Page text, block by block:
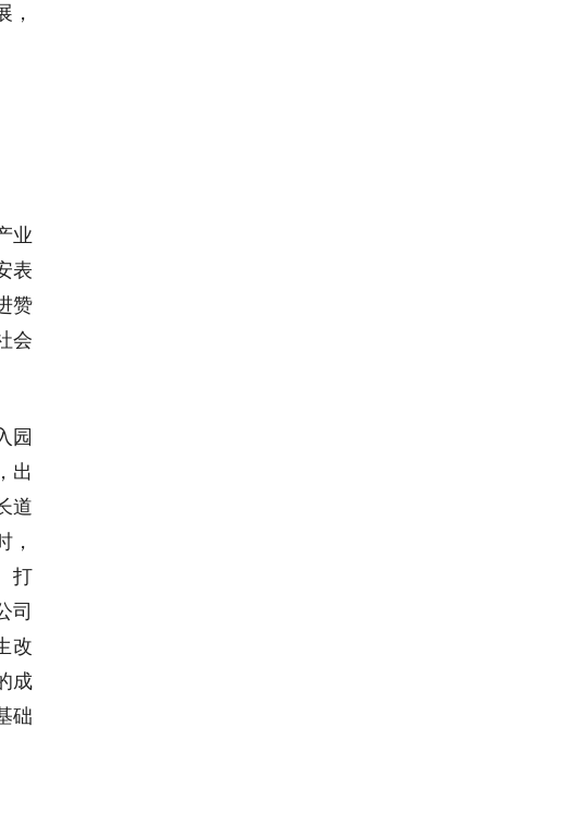
，
业
表
赞
会
园
出
道
，
打
司
改
成
础